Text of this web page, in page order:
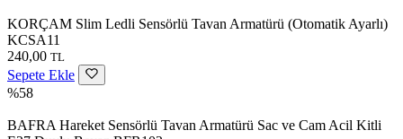
KORÇAM Slim Ledli Sensörlü Tavan Armatürü (Otomatik Ayarlı)
KCSA11
240,00 TL
Sepete Ekle
%58
BAFRA Hareket Sensörlü Tavan Armatürü Sac ve Cam Acil Kitli